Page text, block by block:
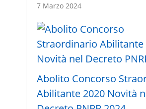
7 Marzo 2024
Abolito Concorso
Abilitante 2020 Novità